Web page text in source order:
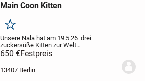
Main Coon Kitten
Merken
Unsere Nala hat am 19.5.26 drei
zuckersüße Kitten zur Welt
gebracht,davon suchen noch zwei Kater
ein für immer Zuhause! Die kleinen sind
jetzt 11 Wochen alt ,wurden schon
mehrmals Entwurmt und haben...
650 €Festpreis
13407 Berlin